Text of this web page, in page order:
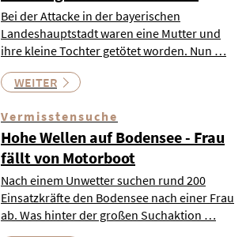
Bei der Attacke in der bayerischen
Landeshauptstadt waren eine Mutter und
ihre kleine Tochter getötet worden. Nun …
WEITER
Vermisstensuche
Hohe Wellen auf Bodensee - Frau
fällt von Motorboot
Nach einem Unwetter suchen rund 200
Einsatzkräfte den Bodensee nach einer Frau
ab. Was hinter der großen Suchaktion …